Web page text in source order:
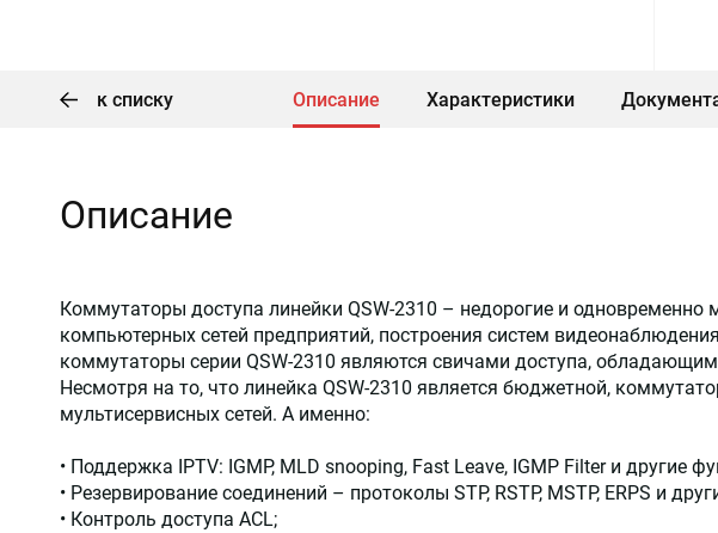
к списку Описание Характеристики
Описание
Коммутаторы доступа линейки QSW-2310 – недорогие и
компьютерных сетей предприятий, построения систем
коммутаторы серии QSW-2310 являются свичами доступа,
Несмотря на то, что линейка QSW-2310 является бюджетной,
мультисервисных сетей. А именно:
• Поддержка IPTV: IGMP, MLD snooping, Fast Leave, IGMP Filter и другие
• Резервирование соединений – протоколы STP, RSTP, MSTP, ERPS и
• Контроль доступа ACL;